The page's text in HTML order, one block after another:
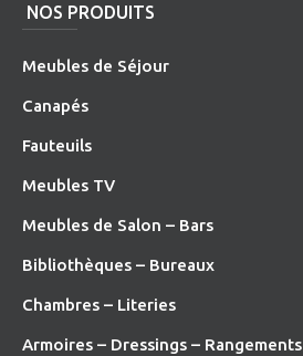
NOS PRODUITS
Meubles de Séjour
Canapés
Fauteuils
Meubles TV
Meubles de Salon – Bars
Bibliothèques – Bureaux
Chambres – Literies
Armoires – Dressings – Rangements